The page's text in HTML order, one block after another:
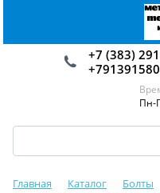
+7 (383)
Пн-
Главная Каталог
Болты